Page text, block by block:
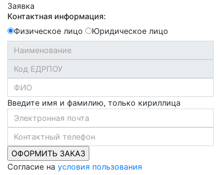
Заявка
Контактная информация:
Физическое лицо
Юридическое лицо
Введите имя и фамилию, только кириллица
Согласие на условия пользования